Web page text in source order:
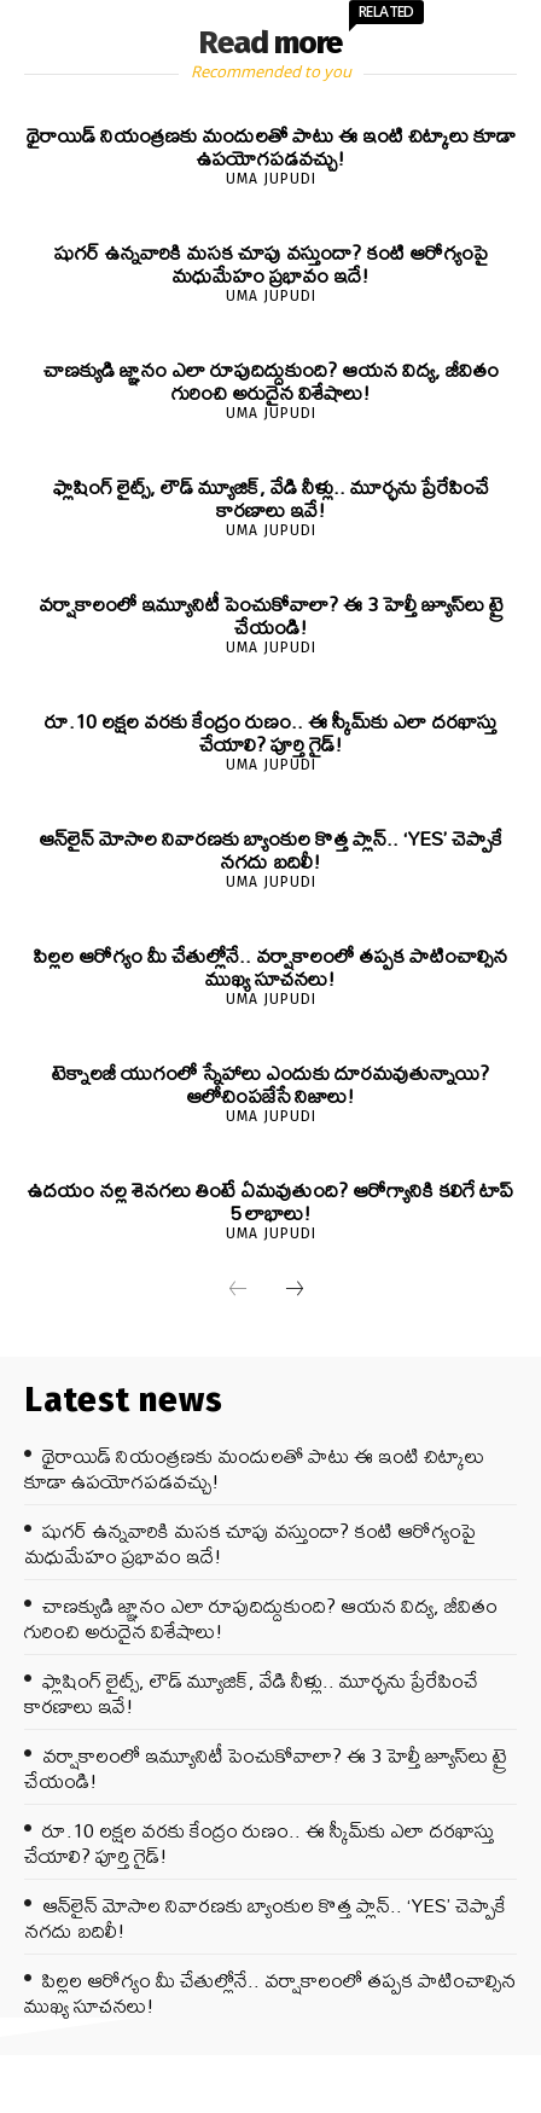
Read more
RELATED
Recommended to you
థైరాయిడ్ నియంత్రణకు మందులతో పాటు ఈ ఇంటి చిట్కాలు కూడా
ఉపయోగపడవచ్చు!
UMA JUPUDI
షుగర్ ఉన్నవారికి మసక చూపు వస్తుందా? కంటి ఆరోగ్యంపై
మధుమేహం ప్రభావం ఇదే!
UMA JUPUDI
చాణక్యుడి జ్ఞానం ఎలా రూపుదిద్దుకుంది? ఆయన విద్య, జీవితం
గురించి అరుదైన విశేషాలు!
UMA JUPUDI
ఫ్లాషింగ్ లైట్స్, లౌడ్ మ్యూజిక్, వేడి నీళ్లు.. మూర్ఛను ప్రేరేపించే
కారణాలు ఇవే!
UMA JUPUDI
వర్షాకాలంలో ఇమ్యూనిటీ పెంచుకోవాలా? ఈ 3 హెల్తీ జ్యూస్‌లు ట్రై
చేయండి!
UMA JUPUDI
రూ.10 లక్షల వరకు కేంద్రం రుణం.. ఈ స్కీమ్‌కు ఎలా దరఖాస్తు
చేయాలి? పూర్తి గైడ్!
UMA JUPUDI
ఆన్‌లైన్ మోసాల నివారణకు బ్యాంకుల కొత్త ప్లాన్.. ‘YES’ చెప్పాకే
నగదు బదిలీ!
UMA JUPUDI
పిల్లల ఆరోగ్యం మీ చేతుల్లోనే.. వర్షాకాలంలో తప్పక పాటించాల్సిన
ముఖ్య సూచనలు!
UMA JUPUDI
టెక్నాలజీ యుగంలో స్నేహాలు ఎందుకు దూరమవుతున్నాయి?
ఆలోచింపజేసే నిజాలు!
UMA JUPUDI
ఉదయం నల్ల శెనగలు తింటే ఏమవుతుంది? ఆరోగ్యానికి కలిగే టాప్
5 లాభాలు!
UMA JUPUDI
Latest news
థైరాయిడ్ నియంత్రణకు మందులతో పాటు ఈ ఇంటి చిట్కాలు
కూడా ఉపయోగపడవచ్చు!
షుగర్ ఉన్నవారికి మసక చూపు వస్తుందా? కంటి ఆరోగ్యంపై
మధుమేహం ప్రభావం ఇదే!
చాణక్యుడి జ్ఞానం ఎలా రూపుదిద్దుకుంది? ఆయన విద్య, జీవితం
గురించి అరుదైన విశేషాలు!
ఫ్లాషింగ్ లైట్స్, లౌడ్ మ్యూజిక్, వేడి నీళ్లు.. మూర్ఛను ప్రేరేపించే
కారణాలు ఇవే!
వర్షాకాలంలో ఇమ్యూనిటీ పెంచుకోవాలా? ఈ 3 హెల్తీ జ్యూస్‌లు ట్రై
చేయండి!
రూ.10 లక్షల వరకు కేంద్రం రుణం.. ఈ స్కీమ్‌కు ఎలా దరఖాస్తు
చేయాలి? పూర్తి గైడ్!
ఆన్‌లైన్ మోసాల నివారణకు బ్యాంకుల కొత్త ప్లాన్.. ‘YES’ చెప్పాకే
నగదు బదిలీ!
పిల్లల ఆరోగ్యం మీ చేతుల్లోనే.. వర్షాకాలంలో తప్పక పాటించాల్సిన
ముఖ్య సూచనలు!